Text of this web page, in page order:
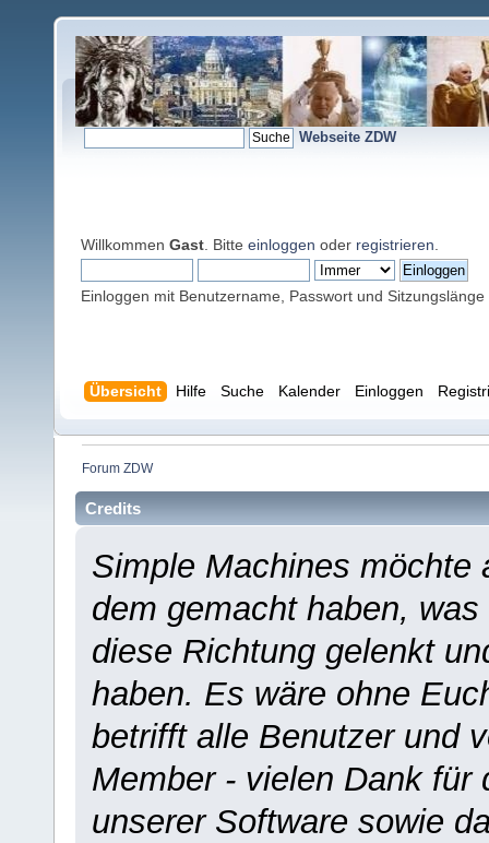
Webseite ZDW
Willkommen Gast . Bitte einloggen oder registrieren
Einloggen mit Benutzername, Passwort und Sitzungslänge
Übersicht Hilfe Suche Kalender Einloggen
Forum ZDW
Credits
Simple Machines möchte
dem gemacht haben,
diese Richtung gelenkt
haben. Es wäre ohne
betrifft alle Benutzer und
Member - vielen Dank für
unserer Software sowie